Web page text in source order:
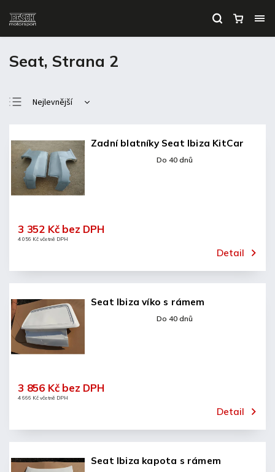
Seat, Strana 2
Nejlevnější
Nejprodávanější
Abecedně
Zadní blatníky Seat Ibiza KitCar
Do 40 dnů
4 056 Kč včetně DPH
3 352 Kč bez DPH
Detail
Seat Ibiza víko s rámem
Do 40 dnů
4 666 Kč včetně DPH
3 856 Kč bez DPH
Detail
Seat Ibiza kapota s rámem